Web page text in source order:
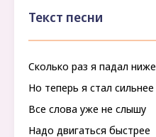
Текст песни
Сколько раз я падал ниже
Но теперь я стал сильнее
Все слова уже не слышу
Надо двигаться быстрее